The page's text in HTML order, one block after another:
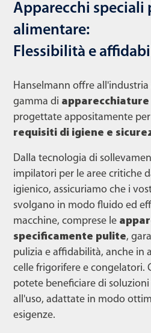
Apparecchi speciali
alimentare:
Flessibilità e
Hanselmann offre
gamma di
progettate appositamente
requisiti di igiene e
Dalla tecnologia di
impilatori per le aree critiche
igienico, assicuriamo che i
svolgano in modo fluido ed
macchine, comprese le
specificamente pulite,
pulizia e affidabilità, anche in
celle frigorifere e congelatori.
potete beneficiare di
all'uso, adattate in modo
esigenze.